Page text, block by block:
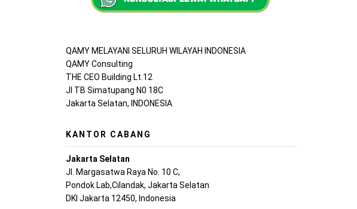
QAMY MELAYANI SELURUH WILAYAH INDONESIA
QAMY Consulting
THE CEO Building Lt.12
Jl TB Simatupang N0 18C
Jakarta Selatan, INDONESIA
KANTOR CABANG
Jakarta Selatan
Jl. Margasatwa Raya No. 10 C,
Pondok Lab,Cilandak, Jakarta Selatan
DKI Jakarta 12450, Indonesia